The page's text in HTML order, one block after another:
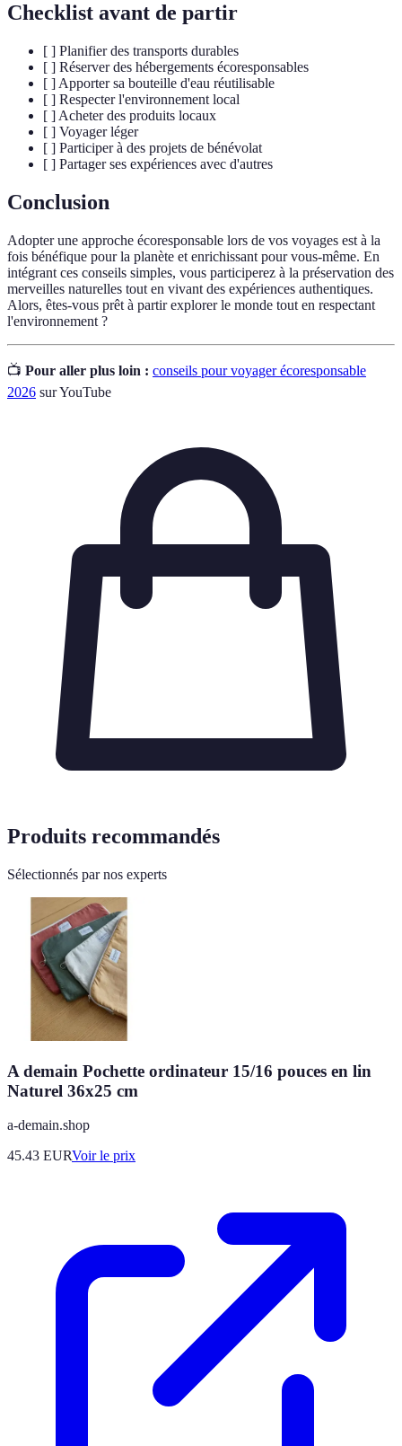
Checklist avant de partir
[ ] Planifier des transports durables
[ ] Réserver des hébergements écoresponsables
[ ] Apporter sa bouteille d'eau réutilisable
[ ] Respecter l'environnement local
[ ] Acheter des produits locaux
[ ] Voyager léger
[ ] Participer à des projets de bénévolat
[ ] Partager ses expériences avec d'autres
Conclusion
Adopter une approche écoresponsable lors de vos voyages est à la
fois bénéfique pour la planète et enrichissant pour vous-même. En
intégrant ces conseils simples, vous participerez à la préservation des
merveilles naturelles tout en vivant des expériences authentiques.
Alors, êtes-vous prêt à partir explorer le monde tout en respectant
l'environnement ?
📺 Pour aller plus loin : conseils pour voyager écoresponsable
2026 sur YouTube
Produits recommandés
Sélectionnés par nos experts
A demain Pochette ordinateur 15/16 pouces en lin
Naturel 36x25 cm
a-demain.shop
45.43 EURVoir le prix